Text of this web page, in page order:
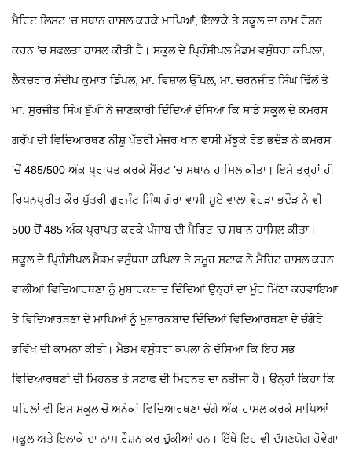
ਮੈਰਿਟ ਲਿਸਟ ’ਚ ਸਥਾਨ ਹਾਸਲ ਕਰਕੇ ਮਾਪਿਆਂ, ਇਲਾਕੇ ਤੇ ਸਕੂਲ ਦਾ ਨਾਮ ਰੋਸ਼ਨ
ਕਰਨ ’ਚ ਸਫਲਤਾ ਹਾਸਲ ਕੀਤੀ ਹੈ। ਸਕੂਲ ਦੇ ਪ੍ਰਿੰਸੀਪਲ ਮੈਡਮ ਵਸੁੰਧਰਾ ਕਪਿਲਾ,
ਲੈਕਚਰਾਰ ਸੰਦੀਪ ਕੁਮਾਰ ਡਿੰਪਲ, ਮਾ. ਵਿਸ਼ਾਲ ਉੱਪਲ, ਮਾ. ਚਰਨਜੀਤ ਸਿੰਘ ਢਿੱਲੋਂ ਤੇ
ਮਾ. ਸੁਰਜੀਤ ਸਿੰਘ ਬੁੱਘੀ ਨੇ ਜਾਣਕਾਰੀ ਦਿੰਦਿਆਂ ਦੱਸਿਆ ਕਿ ਸਾਡੇ ਸਕੂਲ ਦੇ ਕਮਰਸ
ਗਰੁੱਪ ਦੀ ਵਿਦਿਆਰਥਣ ਨੀਸ਼ੂ ਪੁੱਤਰੀ ਮੇਜਰ ਖਾਨ ਵਾਸੀ ਮੱਝੂਕੇ ਰੋਡ ਭਦੌੜ ਨੇ ਕਮਰਸ
’ਚੋਂ 485/500 ਅੰਕ ਪ੍ਰਾਪਤ ਕਰਕੇ ਮੈਂਰਟ ’ਚ ਸਥਾਨ ਹਾਸਿਲ ਕੀਤਾ। ਇਸੇ ਤਰ੍ਹਾਂ ਹੀ
ਰਿਪਨਪ੍ਰੀਤ ਕੌਰ ਪੁੱਤਰੀ ਗੁਰਜੰਟ ਸਿੰਘ ਗੋਰਾ ਵਾਸੀ ਸੂਏ ਵਾਲਾ ਵੇਹੜਾ ਭਦੌੜ ਨੇ ਵੀ
500 ਚੋਂ 485 ਅੰਕ ਪ੍ਰਾਪਤ ਕਰਕੇ ਪੰਜਾਬ ਦੀ ਮੈਰਿਟ ’ਚ ਸਥਾਨ ਹਾਸਿਲ ਕੀਤਾ।
ਸਕੂਲ ਦੇ ਪ੍ਰਿੰਸੀਪਲ ਮੈਡਮ ਵਸੁੰਧਰਾ ਕਪਿਲਾ ਤੇ ਸਮੂਹ ਸਟਾਫ ਨੇ ਮੈਰਿਟ ਹਾਸਲ ਕਰਨ
ਵਾਲੀਆਂ ਵਿਦਿਆਰਥਣਾ ਨੂੰ ਮੁਬਾਰਕਬਾਦ ਦਿੰਦਿਆਂ ਉਨ੍ਹਾਂ ਦਾ ਮੂੰਹ ਮਿੱਠਾ ਕਰਵਾਇਆ
ਤੇ ਵਿਦਿਆਰਥਣਾ ਦੇ ਮਾਪਿਆਂ ਨੂੰ ਮੁਬਾਰਕਬਾਦ ਦਿੰਦਿਆਂ ਵਿਦਿਆਰਥਣਾ ਦੇ ਚੰਗੇਰੇ
ਭਵਿੱਖ ਦੀ ਕਾਮਨਾ ਕੀਤੀ। ਮੈਡਮ ਵਸੁੰਧਰਾ ਕਪਲਾ ਨੇ ਦੱਸਿਆ ਕਿ ਇਹ ਸਭ
ਵਿਦਿਆਰਥਣਾਂ ਦੀ ਮਿਹਨਤ ਤੇ ਸਟਾਫ ਦੀ ਮਿਹਨਤ ਦਾ ਨਤੀਜਾ ਹੈ। ਉਨ੍ਹਾਂ ਕਿਹਾ ਕਿ
ਪਹਿਲਾਂ ਵੀ ਇਸ ਸਕੂਲ ਚੋਂ ਅਨੇਕਾਂ ਵਿਦਿਆਰਥਣਾ ਚੰਗੇ ਅੰਕ ਹਾਸਲ ਕਰਕੇ ਮਾਪਿਆਂ
ਸਕੂਲ ਅਤੇ ਇਲਾਕੇ ਦਾ ਨਾਮ ਰੌਸ਼ਨ ਕਰ ਚੁੱਕੀਆਂ ਹਨ। ਇੱਥੇ ਇਹ ਵੀ ਦੱਸਣਯੋਗ ਹੋਵੇਗਾ